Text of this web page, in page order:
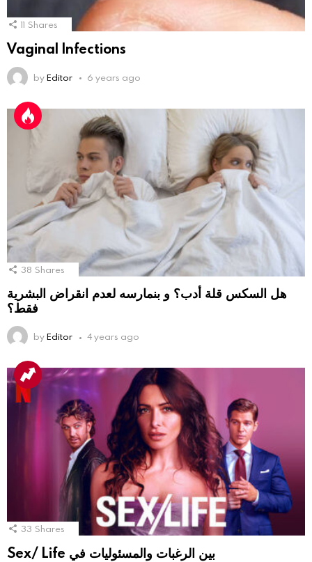
11 Shares
Vaginal Infections
byEditor 6 years ago
38 Shares
هل السكس قلة أدب؟ و بنمارسه لعدم انقراض البشرية
فقط؟
byEditor 4 years ago
33 Shares
Sex/ Life بين الرغبات والمسئوليات في